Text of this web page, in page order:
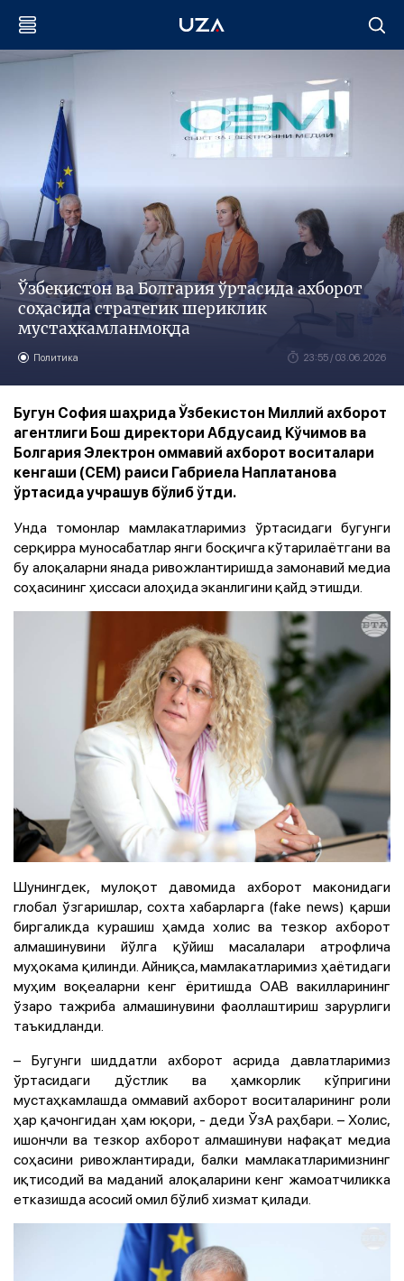
Ўзбекистон ва Болгария ўртасида ахборот
соҳасида стратегик шериклик
мустаҳкамланмоқда
Политика 23:55 / 03.06.2026
Бугун София шаҳрида Ўзбекистон Миллий ахборот
агентлиги Бош директори Абдусаид Кўчимов ва
Болгария Электрон оммавий ахборот воситалари
кенгаши (CEM) раиси Габриела Наплатанова
ўртасида учрашув бўлиб ўтди.
Унда томонлар мамлакатларимиз ўртасидаги бугунги
серқирра муносабатлар янги босқичга кўтарилаётгани ва
бу алоқаларни янада ривожлантиришда замонавий медиа
соҳасининг ҳиссаси алоҳида эканлигини қайд этишди.
Шунингдек, мулоқот давомида ахборот маконидаги
глобал ўзгаришлар, сохта хабарларга (fake news) қарши
биргаликда курашиш ҳамда холис ва тезкор ахборот
алмашинувини йўлга қўйиш масалалари атрофлича
муҳокама қилинди. Айниқса, мамлакатларимиз ҳаётидаги
муҳим воқеаларни кенг ёритишда ОАВ вакилларининг
ўзаро тажриба алмашинувини фаоллаштириш зарурлиги
таъкидланди.
– Бугунги шиддатли ахборот асрида давлатларимиз
ўртасидаги дўстлик ва ҳамкорлик кўпригини
мустаҳкамлашда оммавий ахборот воситаларининг роли
ҳар қачонгидан ҳам юқори, - деди ЎзА раҳбари. – Холис,
ишончли ва тезкор ахборот алмашинуви нафақат медиа
соҳасини ривожлантиради, балки мамлакатларимизнинг
иқтисодий ва маданий алоқаларини кенг жамоатчиликка
етказишда асосий омил бўлиб хизмат қилади.